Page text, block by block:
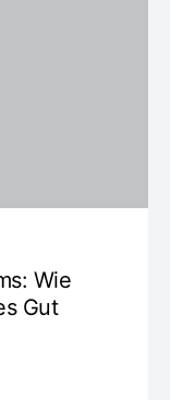
Wie
Gut